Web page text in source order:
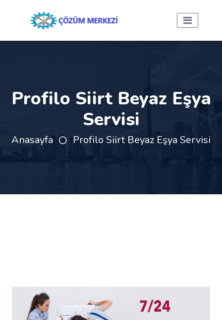
Profilo Siirt Beyaz Eşya
Servisi
Anasayfa Profilo Siirt Beyaz Eşya Servisi